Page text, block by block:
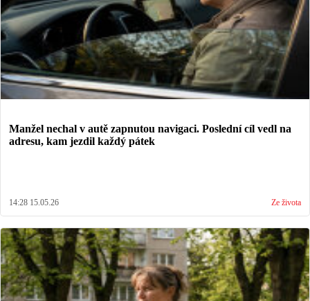
Manžel nechal v autě zapnutou navigaci. Poslední cíl vedl na
adresu, kam jezdil každý pátek
14:28 15.05.26 Ze života